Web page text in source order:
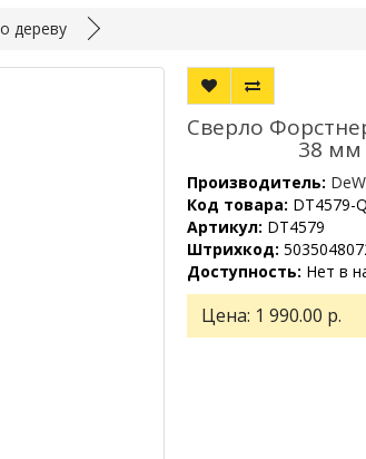
дереву
Сверло
38 мм
Производитель:
Код товара: DT4579-
Артикул: DT4579
Штрихкод:
Доступность: Нет в
Цена: 1 990.00 р.